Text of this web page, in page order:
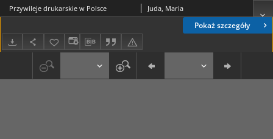
Pokaż szczegóły
Przywileje drukarskie w Polsce Juda, Maria